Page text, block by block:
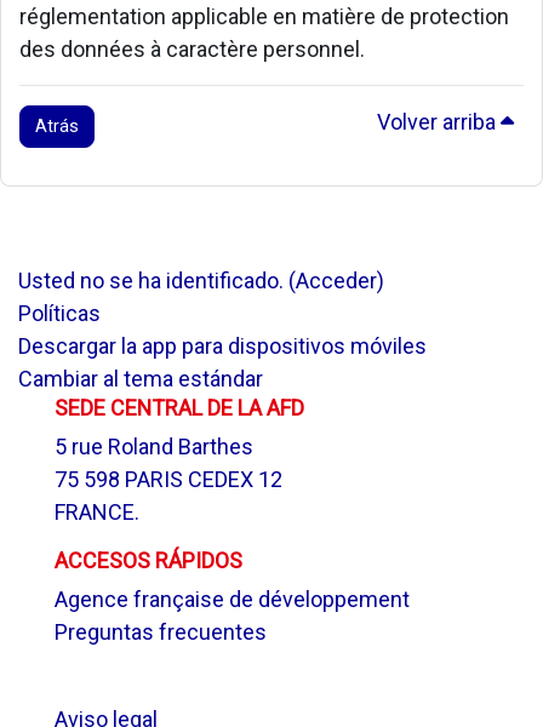
réglementation applicable en matière de protection
des données à caractère personnel.
Atrás Volver arriba
Usted no se ha identificado. (Acceder)
Políticas
Descargar la app para dispositivos móviles
Cambiar al tema estándar
SEDE CENTRAL DE LA AFD
5 rue Roland Barthes
75 598 PARIS CEDEX 12
FRANCE.
ACCESOS RÁPIDOS
Agence française de développement
Preguntas frecuentes
Aviso legal